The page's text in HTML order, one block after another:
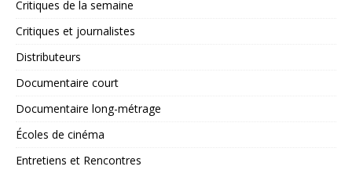
Critiques de la semaine
Critiques et journalistes
Distributeurs
Documentaire court
Documentaire long-métrage
Écoles de cinéma
Entretiens et Rencontres